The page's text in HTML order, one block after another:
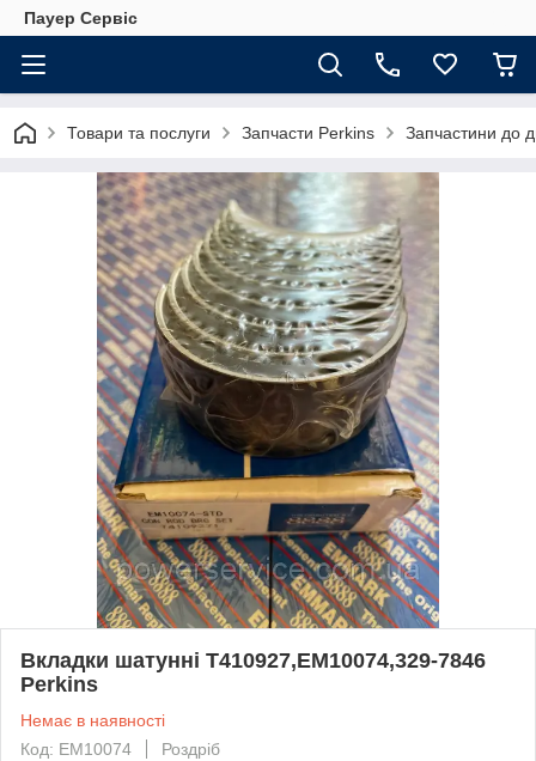
Пауер Сервіс
Товари та послуги Запчасти Perkins Запчастини до
Вкладки шатунні T410927,EM10074,329-7846
Perkins
Немає в наявності
Код: EM10074
Роздріб